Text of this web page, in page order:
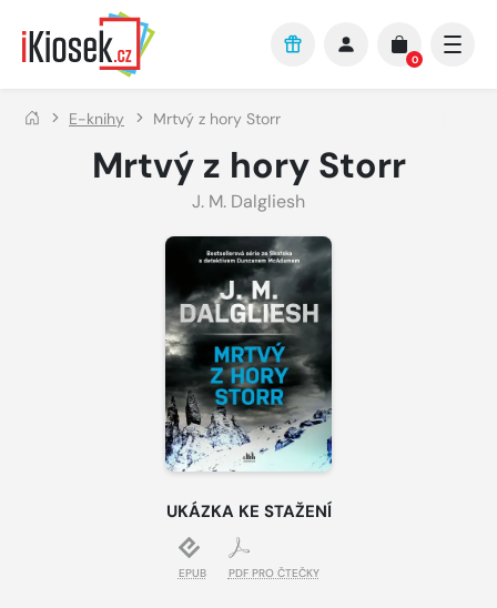
Přejít na hlavní obsah
0
E-knihy Mrtvý z hory Storr
Mrtvý z hory Storr
J. M. Dalgliesh
UKÁZKA KE STAŽENÍ
EPUB PDF PRO ČTEČKY